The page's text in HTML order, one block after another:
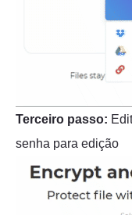
Terceiro passo:
senha para edição